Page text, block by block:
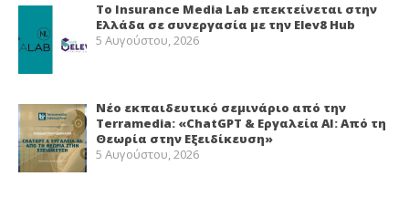
Το Insurance Media Lab επεκτείνεται στην
Ελλάδα σε συνεργασία με την Elev8 Hub
5 Αυγούστου, 2026
Νέο εκπαιδευτικό σεμινάριο από την
Terramedia: «ChatGPT & Εργαλεία ΑΙ: Από τη
Θεωρία στην Εξειδίκευση»
5 Αυγούστου, 2026